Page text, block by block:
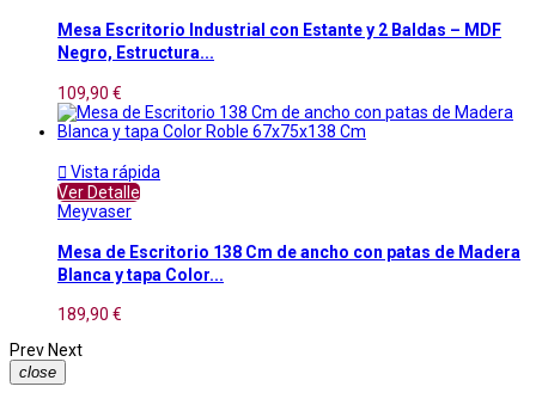
Mesa Escritorio Industrial con Estante y 2 Baldas – MDF
Negro, Estructura...
109,90 €
 Vista rápida
Ver Detalle
Meyvaser
Mesa de Escritorio 138 Cm de ancho con patas de Madera
Blanca y tapa Color...
189,90 €
Prev Next
close